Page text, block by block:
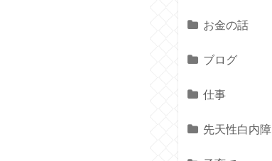
お金の話
ブログ
仕事
先天性白内障